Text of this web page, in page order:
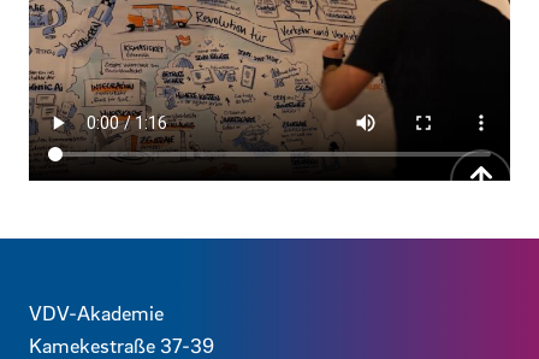
Kontaktdaten und weitere Links
VDV-Akademie
Kamekestraße 37-39